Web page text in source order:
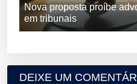
Nova proposta proíbe
em tribunais
DEIXE UM